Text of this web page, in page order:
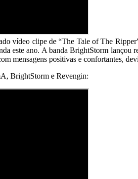
vídeo clipe de “The Tale of The
este ano. A banda BrightStorm
mensagens positivas e confortantes,
BrightStorm e Revengin: